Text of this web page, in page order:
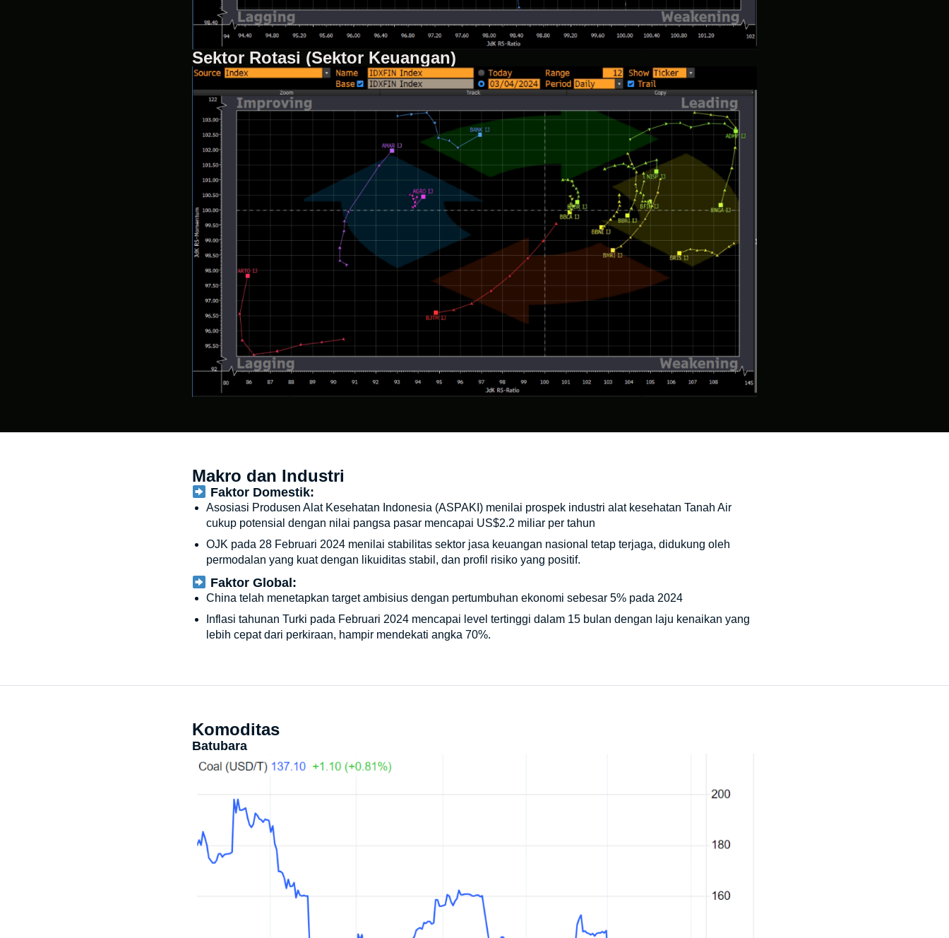
Sektor Rotasi (Sektor Keuangan)
Makro dan Industri
Faktor Domestik:
Asosiasi Produsen Alat Kesehatan Indonesia (ASPAKI) menilai prospek industri alat kesehatan Tanah Air
cukup potensial dengan nilai pangsa pasar mencapai US$2.2 miliar per tahun
OJK pada 28 Februari 2024 menilai stabilitas sektor jasa keuangan nasional tetap terjaga, didukung oleh
permodalan yang kuat dengan likuiditas stabil, dan profil risiko yang positif.
Faktor Global:
China telah menetapkan target ambisius dengan pertumbuhan ekonomi sebesar 5% pada 2024
Inflasi tahunan Turki pada Februari 2024 mencapai level tertinggi dalam 15 bulan dengan laju kenaikan yang
lebih cepat dari perkiraan, hampir mendekati angka 70%.
Komoditas
Batubara